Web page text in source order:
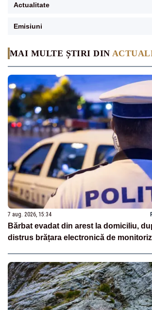
MAI MULTE ȘTIRI DIN
7 aug. 2026, 15:34
Bărbat evadat din arest la domiciliu,
distrus brățara electronică de
Actualitate
Emisiuni